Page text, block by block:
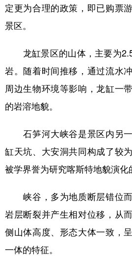
定更为合理的政策，即已购票
景区。
龙缸景区的山体，主要为
岩。随着时间推移，通过流水
周边生物环境等影响，龙缸一
的岩溶地貌。
石笋河大峡谷是景区内另一
缸天坑、大安洞共同构成了较
被学界誉为研究喀斯特地貌演化
峡谷，多为地质断层错位而
岩层断裂并产生相对位移，从
侧山体高度、形态大体一致，
一体的特征。